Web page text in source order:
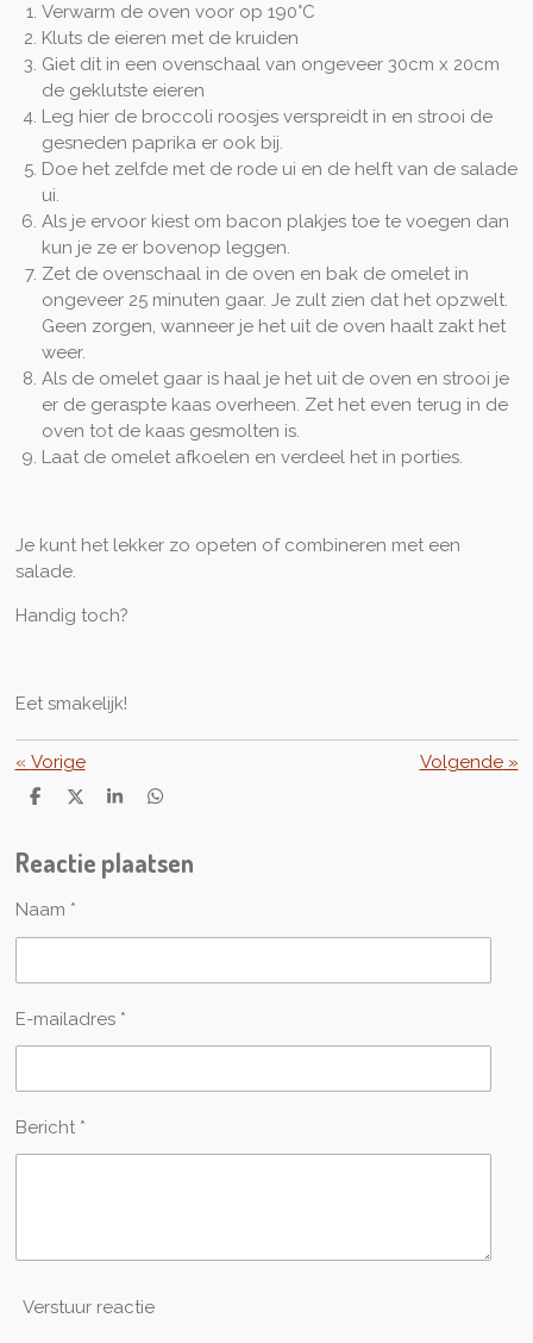
Verwarm de oven voor op 190°C
Kluts de eieren met de kruiden
Giet dit in een ovenschaal van ongeveer 30cm x 20cm
de geklutste eieren
Leg hier de broccoli roosjes verspreidt in en strooi de
gesneden paprika er ook bij.
Doe het zelfde met de rode ui en de helft van de salade
ui.
Als je ervoor kiest om bacon plakjes toe te voegen dan
kun je ze er bovenop leggen.
Zet de ovenschaal in de oven en bak de omelet in
ongeveer 25 minuten gaar. Je zult zien dat het opzwelt.
Geen zorgen, wanneer je het uit de oven haalt zakt het
weer.
Als de omelet gaar is haal je het uit de oven en strooi je
er de geraspte kaas overheen. Zet het even terug in de
oven tot de kaas gesmolten is.
Laat de omelet afkoelen en verdeel het in porties.
Je kunt het lekker zo opeten of combineren met een
salade.
Handig toch?
Eet smakelijk!
« Vorige Volgende»
D
e
n
D
l
S
r
e
D
e
n
Reactie plaatsen
Naam *
E-mailadres *
Bericht *
Verstuur reactie